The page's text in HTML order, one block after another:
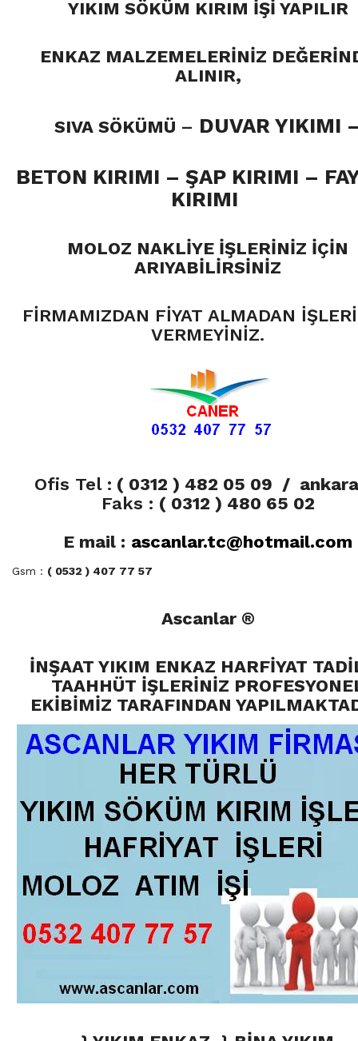
YIKIM SÖKÜM KIRIM İŞİ YAPILIR
ENKAZ MALZEMELERİNİZ
ALINIR,
SIVA SÖKÜMÜ – DUVAR YIKIMI
BETON KIRIMI – ŞAP KIRIMI –
KIRIMI
MOLOZ NAKLİYE İŞLERİNİZ İÇİN
ARIYABİLİRSİNİZ
FİRMAMIZDAN FİYAT ALMADAN
VERMEYİNİZ.
Ofis Tel : ( 0312 ) 482 05 09 /
Faks : ( 0312 ) 480 65 02
E mail : ascanlar.tc@hotmail.com
Gsm : ( 0532 ) 407 77 57
Ascanlar ®
İNŞAAT YIKIM ENKAZ HARFİYAT
TAAHHÜT İŞLERİNİZ
EKİBİMİZ TARAFINDAN